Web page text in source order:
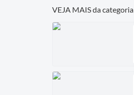
VEJA MAIS da categoria